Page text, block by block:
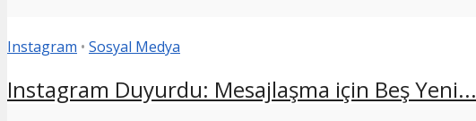
Instagram • Sosyal Medya
Instagram Duyurdu: Mesajlaşma için Beş Yeni...